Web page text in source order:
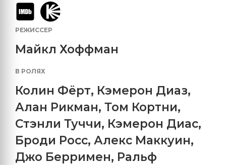
РЕЖИССЕР
Майкл Хоффман
В РОЛЯХ
Колин Фёрт, Кэмерон Диаз,
Алан Рикман, Том Кортни,
Стэнли Туччи, Кэмерон Диас,
Броди Росс, Алекс Маккуин,
Джо Берримен, Ральф